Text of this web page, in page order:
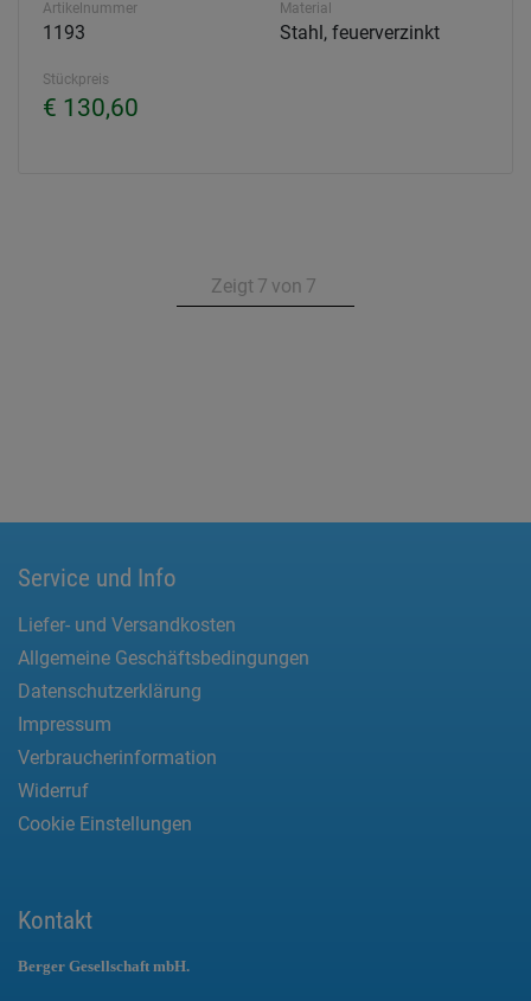
Artikelnummer
1193
Material
Stahl, feuerverzinkt
Stückpreis
€ 130,60
Zeigt 7 von 7
Service und Info
Liefer- und Versandkosten
Allgemeine Geschäftsbedingungen
Datenschutzerklärung
Impressum
Verbraucherinformation
Widerruf
Cookie Einstellungen
Kontakt
Berger Gesellschaft mbH.